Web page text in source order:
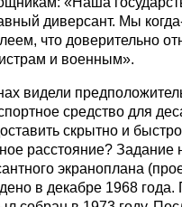
диверсант. Мы
что доверительно
и военным».
видели
средство для
скрытно и
расстояние? Задание
экраноплана
в декабре 1968